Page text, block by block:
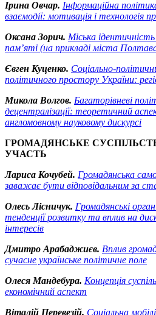
Ірина Овчар. Інформаційна
взаємодії: мотивація і технологія
Оксана Зорич. Міська
пам’яті (на прикладі міста
Євген Куценко. Соціально-
політичного простору України:
Микола Волгов. Багаторівневі
децентралізації: теоретичний
англомовному науковому дискурсі
ГРОМАДЯНСЬКЕ
УЧАСТЬ
Лариса Кочубей. Громадянська
заважає бути відповідальним за
Олесь Лісничук. Громадянські
тенденції розвитку та вплив на
інтересів
Дмитро Арабаджиєв. Вплив
сучасне українське політичне поле
Олеся Мандебура. Концепція
економічний аспект
Віталій Перевезій. Соціальна